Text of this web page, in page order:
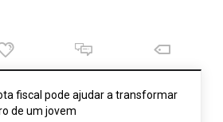
fiscal pode ajudar a transformar
de um jovem